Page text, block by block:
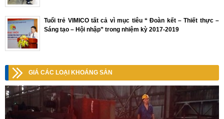
Tuổi trẻ VIMICO tất cả vì mục tiêu “ Đoàn kết – Thiết thực –
Sáng tạo – Hội nhập” trong nhiệm kỳ 2017-2019
GIÁ CÁC LOẠI KHOÁNG SẢN